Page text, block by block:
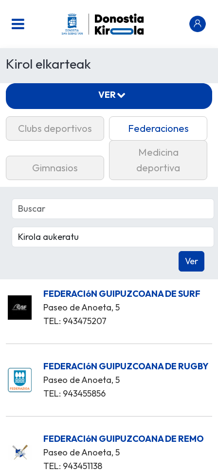
Kirol elkarteak
Clubs deportivos Federaciones
Gimnasios
Medicina
deportiva
FEDERACIóN GUIPUZCOANA DE SURF
Paseo de Anoeta, 5
TEL: 943475207
FEDERACIóN GUIPUZCOANA DE RUGBY
Paseo de Anoeta, 5
TEL: 943455856
FEDERACIóN GUIPUZCOANA DE REMO
Paseo de Anoeta, 5
TEL: 943451138
VER